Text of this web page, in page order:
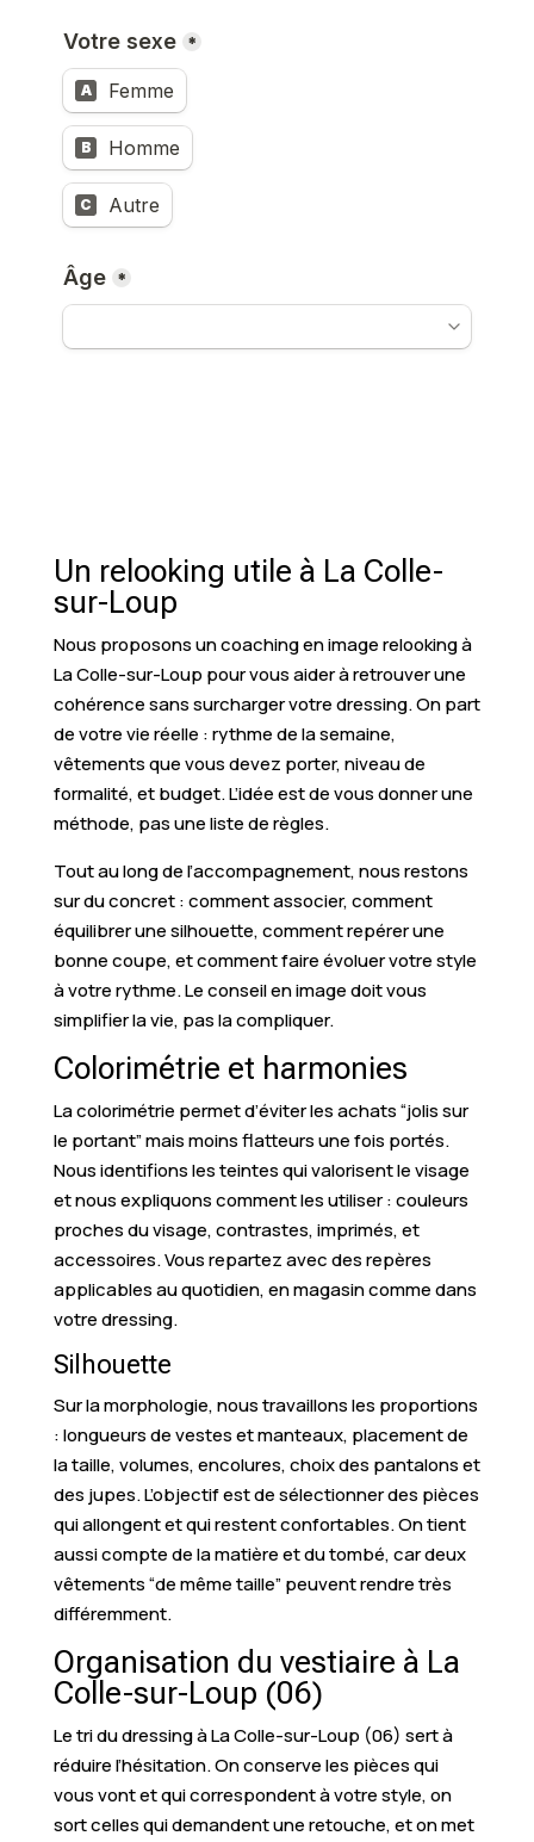
Un relooking utile à La Colle-
sur-Loup
Nous proposons un coaching en image relooking à
La Colle-sur-Loup pour vous aider à retrouver une
cohérence sans surcharger votre dressing. On part
de votre vie réelle : rythme de la semaine,
vêtements que vous devez porter, niveau de
formalité, et budget. L’idée est de vous donner une
méthode, pas une liste de règles.
Tout au long de l’accompagnement, nous restons
sur du concret : comment associer, comment
équilibrer une silhouette, comment repérer une
bonne coupe, et comment faire évoluer votre style
à votre rythme. Le conseil en image doit vous
simplifier la vie, pas la compliquer.
Colorimétrie et harmonies
La colorimétrie permet d’éviter les achats “jolis sur
le portant” mais moins flatteurs une fois portés.
Nous identifions les teintes qui valorisent le visage
et nous expliquons comment les utiliser : couleurs
proches du visage, contrastes, imprimés, et
accessoires. Vous repartez avec des repères
applicables au quotidien, en magasin comme dans
votre dressing.
Silhouette
Sur la morphologie, nous travaillons les proportions
: longueurs de vestes et manteaux, placement de
la taille, volumes, encolures, choix des pantalons et
des jupes. L’objectif est de sélectionner des pièces
qui allongent et qui restent confortables. On tient
aussi compte de la matière et du tombé, car deux
vêtements “de même taille” peuvent rendre très
différemment.
Organisation du vestiaire à La
Colle-sur-Loup (06)
Le tri du dressing à La Colle-sur-Loup (06) sert à
réduire l’hésitation. On conserve les pièces qui
vous vont et qui correspondent à votre style, on
sort celles qui demandent une retouche, et on met